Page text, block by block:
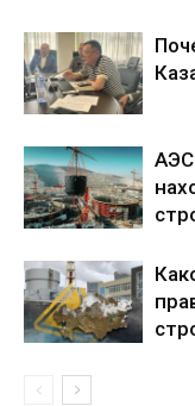
АЭС